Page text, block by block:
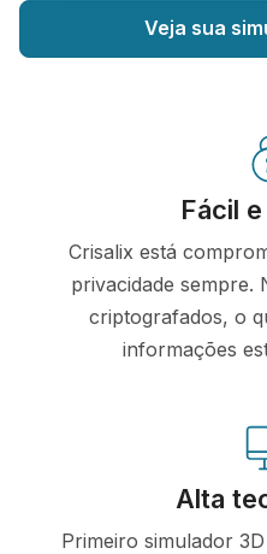
Veja sua
Fácil
Crisalix está
privacidade sempre.
criptografados, o
informações
Alta
Primeiro simulador